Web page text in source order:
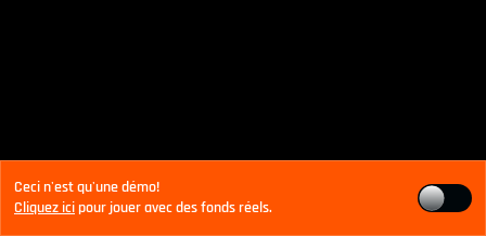
Ceci n'est qu'une démo!
Cliquez icipour jouer avec des fonds réels.